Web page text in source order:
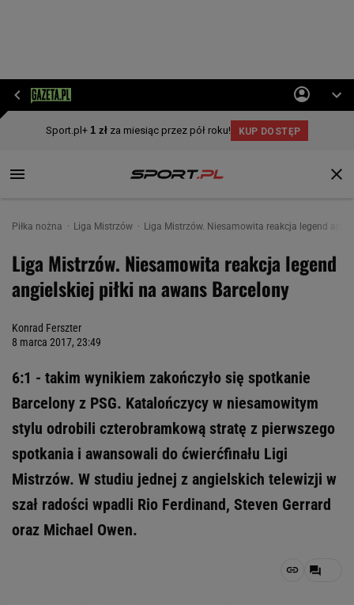
Piłka nożna Liga Mistrzów Liga Mistrzów. Niesamowita reakcja legend
Liga Mistrzów. Niesamowita reakcja legend
angielskiej piłki na awans Barcelony
Konrad Ferszter
8 marca 2017, 23:49
6:1 - takim wynikiem zakończyło się spotkanie
Barcelony z PSG. Katalończycy w niesamowitym
stylu odrobili czterobramkową stratę z pierwszego
spotkania i awansowali do ćwierćfinału Ligi
Mistrzów. W studiu jednej z angielskich telewizji w
szał radości wpadli Rio Ferdinand, Steven Gerrard
oraz Michael Owen.